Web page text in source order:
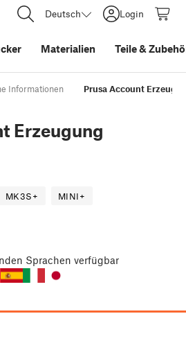
Deutsch Login
Materialien Teile&
Informationen Prusa Account
Erzeugung
MK3S+
MINI+
Sprachen verfügbar